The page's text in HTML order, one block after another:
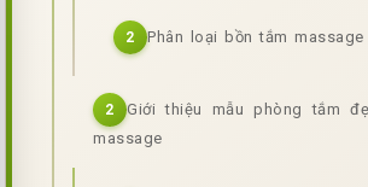
2 Phân loại bồn tắm massage
2
Giới thiệu mẫu phòng tắm
massage